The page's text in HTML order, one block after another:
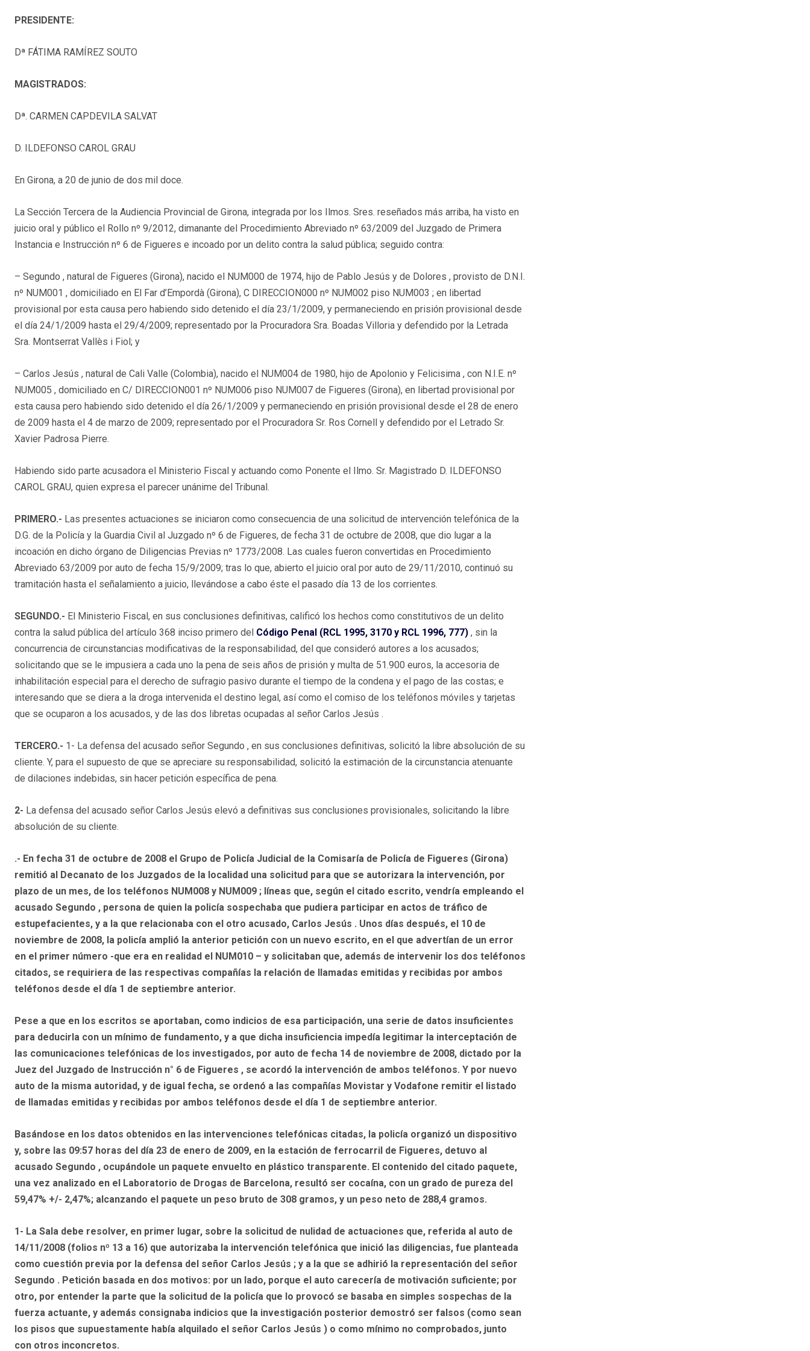
PRESIDENTE:
Dª FÁTIMA RAMÍREZ SOUTO
MAGISTRADOS:
Dª. CARMEN CAPDEVILA SALVAT
D. ILDEFONSO CAROL GRAU
En Girona, a 20 de junio de dos mil doce.
La Sección Tercera de la Audiencia Provincial de Girona, integrada por los Ilmos. Sres. reseñados más arriba, ha visto en
juicio oral y público el Rollo nº 9/2012, dimanante del Procedimiento Abreviado nº 63/2009 del Juzgado de Primera
Instancia e Instrucción nº 6 de Figueres e incoado por un delito contra la salud pública; seguido contra:
– Segundo , natural de Figueres (Girona), nacido el NUM000 de 1974, hijo de Pablo Jesús y de Dolores , provisto de D.N.I.
nº NUM001 , domiciliado en El Far d’Empordà (Girona), C DIRECCION000 nº NUM002 piso NUM003 ; en libertad
provisional por esta causa pero habiendo sido detenido el día 23/1/2009, y permaneciendo en prisión provisional desde
el día 24/1/2009 hasta el 29/4/2009; representado por la Procuradora Sra. Boadas Villoria y defendido por la Letrada
Sra. Montserrat Vallès i Fiol; y
– Carlos Jesús , natural de Cali Valle (Colombia), nacido el NUM004 de 1980, hijo de Apolonio y Felicisima , con N.I.E. nº
NUM005 , domiciliado en C/ DIRECCION001 nº NUM006 piso NUM007 de Figueres (Girona), en libertad provisional por
esta causa pero habiendo sido detenido el día 26/1/2009 y permaneciendo en prisión provisional desde el 28 de enero
de 2009 hasta el 4 de marzo de 2009; representado por el Procuradora Sr. Ros Cornell y defendido por el Letrado Sr.
Xavier Padrosa Pierre.
Habiendo sido parte acusadora el Ministerio Fiscal y actuando como Ponente el Ilmo. Sr. Magistrado D. ILDEFONSO
CAROL GRAU, quien expresa el parecer unánime del Tribunal.
PRIMERO.- Las presentes actuaciones se iniciaron como consecuencia de una solicitud de intervención telefónica de la
D.G. de la Policía y la Guardia Civil al Juzgado nº 6 de Figueres, de fecha 31 de octubre de 2008, que dio lugar a la
incoación en dicho órgano de Diligencias Previas nº 1773/2008. Las cuales fueron convertidas en Procedimiento
Abreviado 63/2009 por auto de fecha 15/9/2009; tras lo que, abierto el juicio oral por auto de 29/11/2010, continuó su
tramitación hasta el señalamiento a juicio, llevándose a cabo éste el pasado día 13 de los corrientes.
SEGUNDO.- El Ministerio Fiscal, en sus conclusiones definitivas, calificó los hechos como constitutivos de un delito
contra la salud pública del artículo 368 inciso primero del Código Penal (RCL 1995, 3170 y RCL 1996, 777) , sin la
concurrencia de circunstancias modificativas de la responsabilidad, del que consideró autores a los acusados;
solicitando que se le impusiera a cada uno la pena de seis años de prisión y multa de 51.900 euros, la accesoria de
inhabilitación especial para el derecho de sufragio pasivo durante el tiempo de la condena y el pago de las costas; e
interesando que se diera a la droga intervenida el destino legal, así como el comiso de los teléfonos móviles y tarjetas
que se ocuparon a los acusados, y de las dos libretas ocupadas al señor Carlos Jesús .
TERCERO.- 1- La defensa del acusado señor Segundo , en sus conclusiones definitivas, solicitó la libre absolución de su
cliente. Y, para el supuesto de que se apreciare su responsabilidad, solicitó la estimación de la circunstancia atenuante
de dilaciones indebidas, sin hacer petición específica de pena.
2- La defensa del acusado señor Carlos Jesús elevó a definitivas sus conclusiones provisionales, solicitando la libre
absolución de su cliente.
.- En fecha 31 de octubre de 2008 el Grupo de Policía Judicial de la Comisaría de Policía de Figueres (Girona)
remitió al Decanato de los Juzgados de la localidad una solicitud para que se autorizara la intervención, por
plazo de un mes, de los teléfonos NUM008 y NUM009 ; líneas que, según el citado escrito, vendría empleando el
acusado Segundo , persona de quien la policía sospechaba que pudiera participar en actos de tráfico de
estupefacientes, y a la que relacionaba con el otro acusado, Carlos Jesús . Unos días después, el 10 de
noviembre de 2008, la policía amplió la anterior petición con un nuevo escrito, en el que advertían de un error
en el primer número -que era en realidad el NUM010 – y solicitaban que, además de intervenir los dos teléfonos
citados, se requiriera de las respectivas compañías la relación de llamadas emitidas y recibidas por ambos
teléfonos desde el día 1 de septiembre anterior.
Pese a que en los escritos se aportaban, como indicios de esa participación, una serie de datos insuficientes
para deducirla con un mínimo de fundamento, y a que dicha insuficiencia impedía legitimar la interceptación de
las comunicaciones telefónicas de los investigados, por auto de fecha 14 de noviembre de 2008, dictado por la
Juez del Juzgado de Instrucción n° 6 de Figueres , se acordó la intervención de ambos teléfonos. Y por nuevo
auto de la misma autoridad, y de igual fecha, se ordenó a las compañías Movistar y Vodafone remitir el listado
de llamadas emitidas y recibidas por ambos teléfonos desde el día 1 de septiembre anterior.
Basándose en los datos obtenidos en las intervenciones telefónicas citadas, la policía organizó un dispositivo
y, sobre las 09:57 horas del día 23 de enero de 2009, en la estación de ferrocarril de Figueres, detuvo al
acusado Segundo , ocupándole un paquete envuelto en plástico transparente. El contenido del citado paquete,
una vez analizado en el Laboratorio de Drogas de Barcelona, resultó ser cocaína, con un grado de pureza del
59,47% +/- 2,47%; alcanzando el paquete un peso bruto de 308 gramos, y un peso neto de 288,4 gramos.
1- La Sala debe resolver, en primer lugar, sobre la solicitud de nulidad de actuaciones que, referida al auto de
14/11/2008 (folios nº 13 a 16) que autorizaba la intervención telefónica que inició las diligencias, fue planteada
como cuestión previa por la defensa del señor Carlos Jesús ; y a la que se adhirió la representación del señor
Segundo . Petición basada en dos motivos: por un lado, porque el auto carecería de motivación suficiente; por
otro, por entender la parte que la solicitud de la policía que lo provocó se basaba en simples sospechas de la
fuerza actuante, y además consignaba indicios que la investigación posterior demostró ser falsos (como sean
los pisos que supuestamente había alquilado el señor Carlos Jesús ) o como mínimo no comprobados, junto
con otros inconcretos.